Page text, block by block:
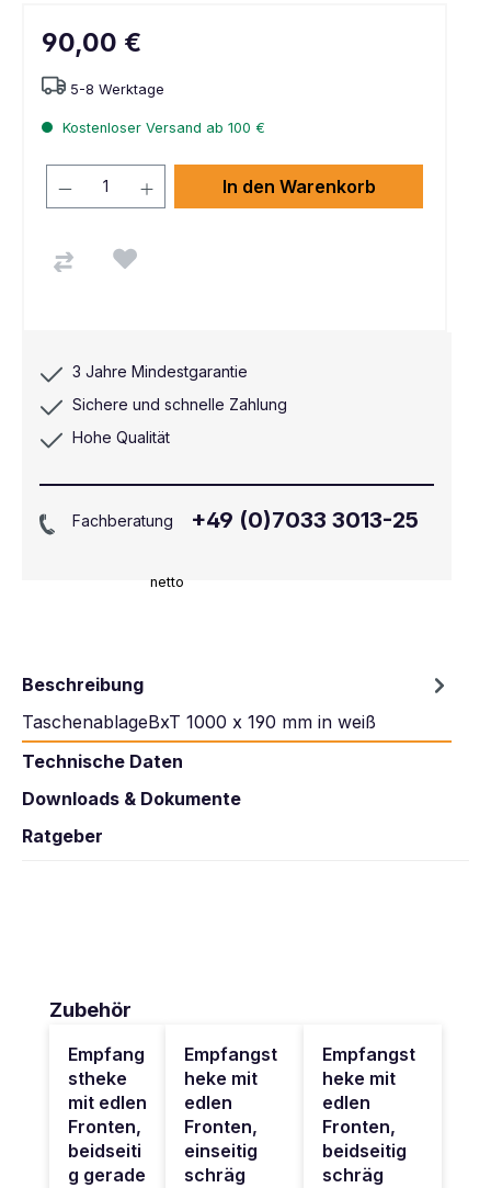
90,00 €
netto
5-8 Werktage
Kostenloser Versand ab 100 €
In den Warenkorb
3 Jahre Mindestgarantie
Sichere und schnelle Zahlung
Hohe Qualität
Fachberatung +49 (0)7033 3013-25
Beschreibung
TaschenablageBxT 1000 x 190 mm in weiß
Technische Daten
Downloads & Dokumente
Ratgeber
Produktgalerie überspringen
Zubehör
Empfang
stheke
mit edlen
Fronten,
beidseiti
g gerade
Empfangst
heke mit
edlen
Fronten,
einseitig
schräg
Empfangst
heke mit
edlen
Fronten,
beidseitig
schräg